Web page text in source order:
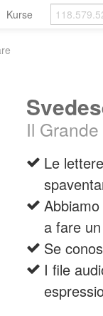
Kurse
Il
Le
a fare
Se
I file